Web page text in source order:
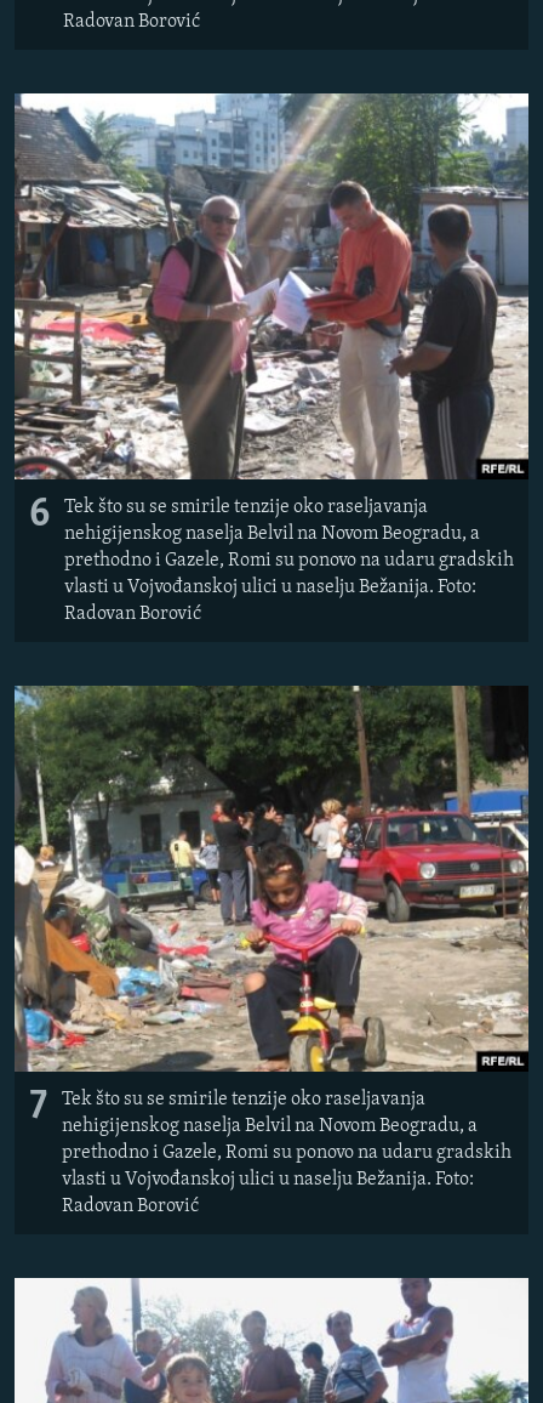
Radovan Borović
6
Tek što su se smirile tenzije oko raseljavanja
nehigijenskog naselja Belvil na Novom Beogradu, a
prethodno i Gazele, Romi su ponovo na udaru gradskih
vlasti u Vojvođanskoj ulici u naselju Bežanija. Foto:
Radovan Borović
7
Tek što su se smirile tenzije oko raseljavanja
nehigijenskog naselja Belvil na Novom Beogradu, a
prethodno i Gazele, Romi su ponovo na udaru gradskih
vlasti u Vojvođanskoj ulici u naselju Bežanija. Foto:
Radovan Borović